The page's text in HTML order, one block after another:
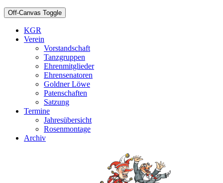
Off-Canvas Toggle
KGR
Verein
Vorstandschaft
Tanzgruppen
Ehrenmitglieder
Ehrensenatoren
Goldner Löwe
Patenschaften
Satzung
Termine
Jahresübersicht
Rosenmontage
Archiv